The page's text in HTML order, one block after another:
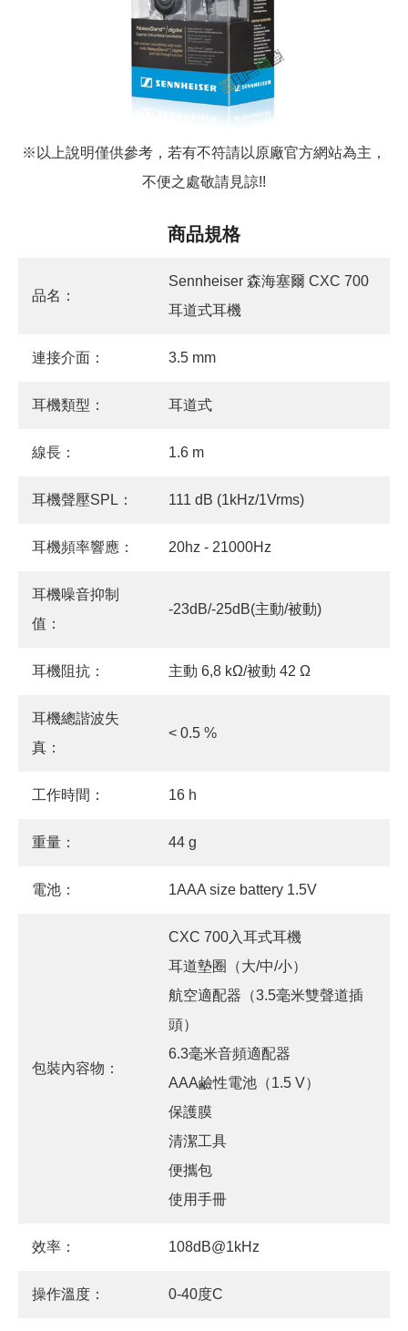
※以上說明僅供參考，若有不符請以原廠官方網站為主，
不便之處敬請見諒!!
商品規格
品名：
Sennheiser 森海塞爾 CXC 700
耳道式耳機
連接介面： 3.5 mm
耳機類型： 耳道式
線長： 1.6 m
耳機聲壓SPL： 111 dB (1kHz/1Vrms)
耳機頻率響應： 20hz - 21000Hz
耳機噪音抑制
值：
-23dB/-25dB(主動/被動)
耳機阻抗： 主動 6,8 kΩ/被動 42 Ω
耳機總諧波失
真：
< 0.5 %
工作時間： 16 h
重量： 44 g
電池： 1AAA size battery 1.5V
包裝內容物：
CXC 700入耳式耳機
耳道墊圈（大/中/小）
航空適配器（3.5毫米雙聲道插
頭）
6.3毫米音頻適配器
AAA鹼性電池（1.5 V）
保護膜
清潔工具
便攜包
使用手冊
效率： 108dB@1kHz
操作溫度： 0-40度C